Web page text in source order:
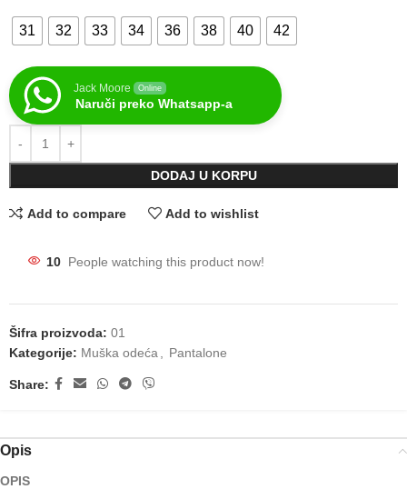
31 32 33 34 36 38 40 42
Jack Moore Online
Naruči preko Whatsapp-a
DODAJ U KORPU
Add to compare Add to wishlist
10 People watching this product now!
Šifra proizvoda: 01
Kategorije: Muška odeća Pantalone
Share:
Opis
OPIS